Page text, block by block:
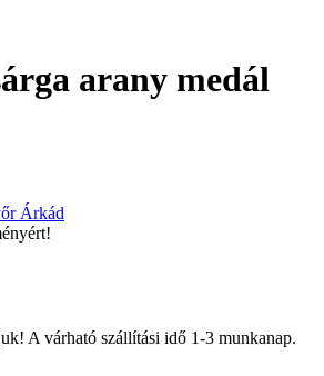
arany medál
Árkád
A várható szállítási idő 1-3 munkanap.